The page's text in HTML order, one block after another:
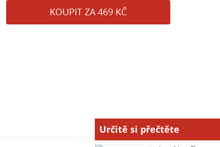
KOUPIT ZA 469 KČ
Určitě si přečtěte